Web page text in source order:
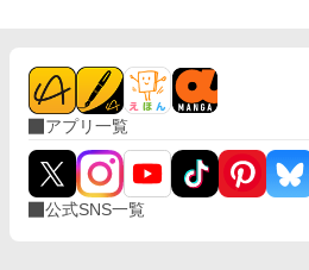
アプリ一覧
公式SNS一覧